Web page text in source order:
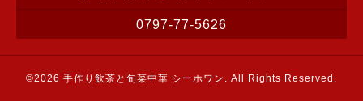
0797-77-5626
©2026 手作り飲茶と旬菜中華 シーホワン . All Rights Reserved.